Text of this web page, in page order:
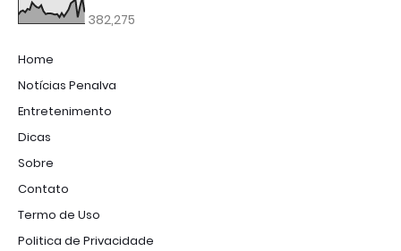
382,275
Home
Notícias Penalva
Entretenimento
Dicas
Sobre
Contato
Termo de Uso
Politica de Privacidade